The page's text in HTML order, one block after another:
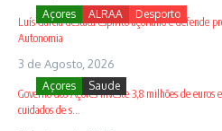
Açores ALRAA Desporto
Luís Garcia destaca espírito açoriano e defende
Autonomia
3 de Agosto, 2026
Açores Saude
Governo dos Açores investe 3,8 milhões de
cuidados de s...